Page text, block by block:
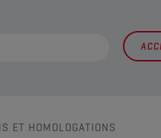
ET HOMOLOGATIONS